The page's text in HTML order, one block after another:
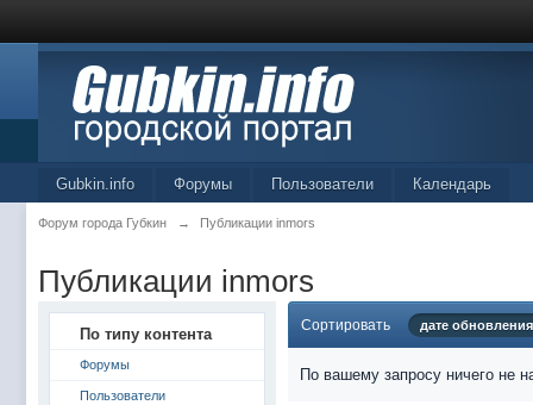
Gubkin.info Форумы Пользователи Календарь
Форум города Губкин → Публикации inmors
Публикации inmors
По типу контента
Форумы
Пользователи
Сортировать дате обновления
По вашему запросу ничего не